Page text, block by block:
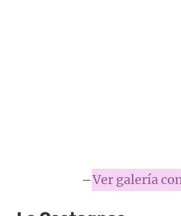
–Ver galería